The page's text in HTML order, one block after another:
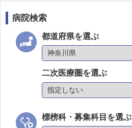
病院検索
都道府県を選ぶ
二次医療圏を選ぶ
標榜科・募集科目を選ぶ